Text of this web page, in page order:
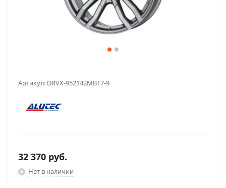
Артикул: DRVX-952142MB17-9
32 370 руб.
Нет в наличии